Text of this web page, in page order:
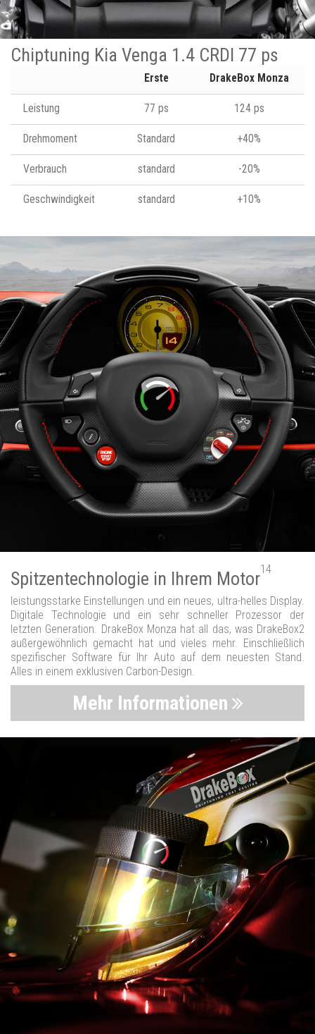
Chiptuning Kia Venga 1.4 CRDI 77 ps
Erste DrakeBox Monza
Leistung 77 ps 124 ps
Drehmoment Standard +40%
Verbrauch standard -20%
Geschwindigkeit standard +10%
Spitzentechnologie in Ihrem Motor14
leistungsstarke Einstellungen und ein neues, ultra-helles Display.
Digitale Technologie und ein sehr schneller Prozessor der
letzten Generation. DrakeBox Monza hat all das, was DrakeBox2
außergewöhnlich gemacht hat und vieles mehr. Einschließlich
spezifischer Software für Ihr Auto auf dem neuesten Stand.
Alles in einem exklusiven Carbon-Design.
Mehr Informationen